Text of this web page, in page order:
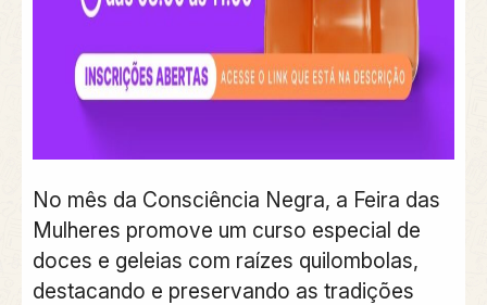
No mês da Consciência Negra, a Feira das
Mulheres promove um curso especial de
doces e geleias com raízes quilombolas,
destacando e preservando as tradições